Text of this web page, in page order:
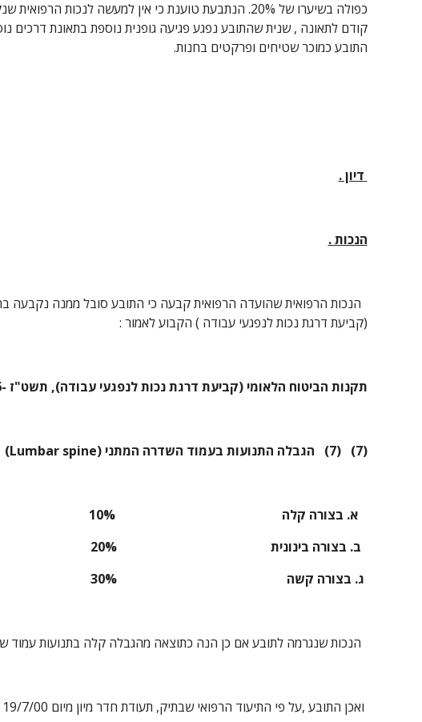
התובע כמוכר שטיחים ופרקטים בחנות.
הנכות .
(קביעת דרגת נכות לנפגעי עבודה ) הקבוע לאמור :
תקנות הביטוח הלאומי (קביעת דרגת נכות לנפגעי עבודה), תשט"ז -1956
(7) (7)   הגבלה התנועות בעמוד השדרה המתני (Lumbar spine)
   א. בצורה קלה                                                    10%